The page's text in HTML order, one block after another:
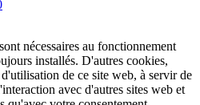
nécessaires au fonctionnement
installés. D'autres cookies,
de ce site web, à servir de
avec d'autres sites web et
qu'avec votre consentement.